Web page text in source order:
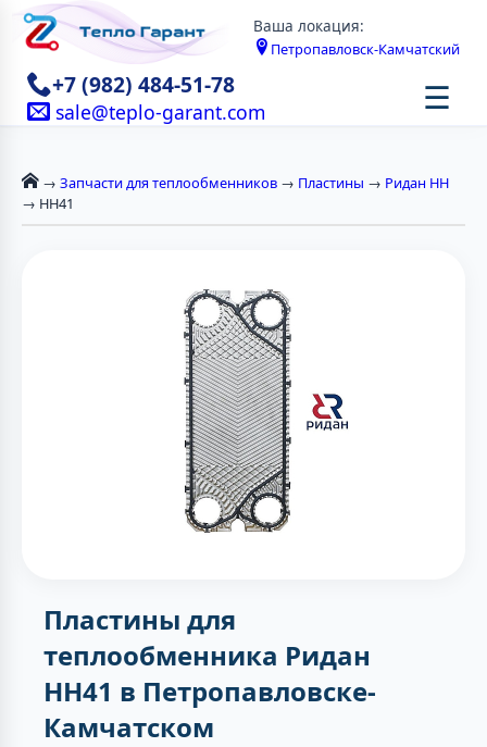
Ваша локация:
Петропавловск-Камчатский
+7 (982) 484-51-78
sale@teplo-garant.com ☰
→ Запчасти для теплообменников → Пластины → Ридан НН
→ НН41
Пластины для
теплообменника Ридан
НН41 в Петропавловске-
Камчатском